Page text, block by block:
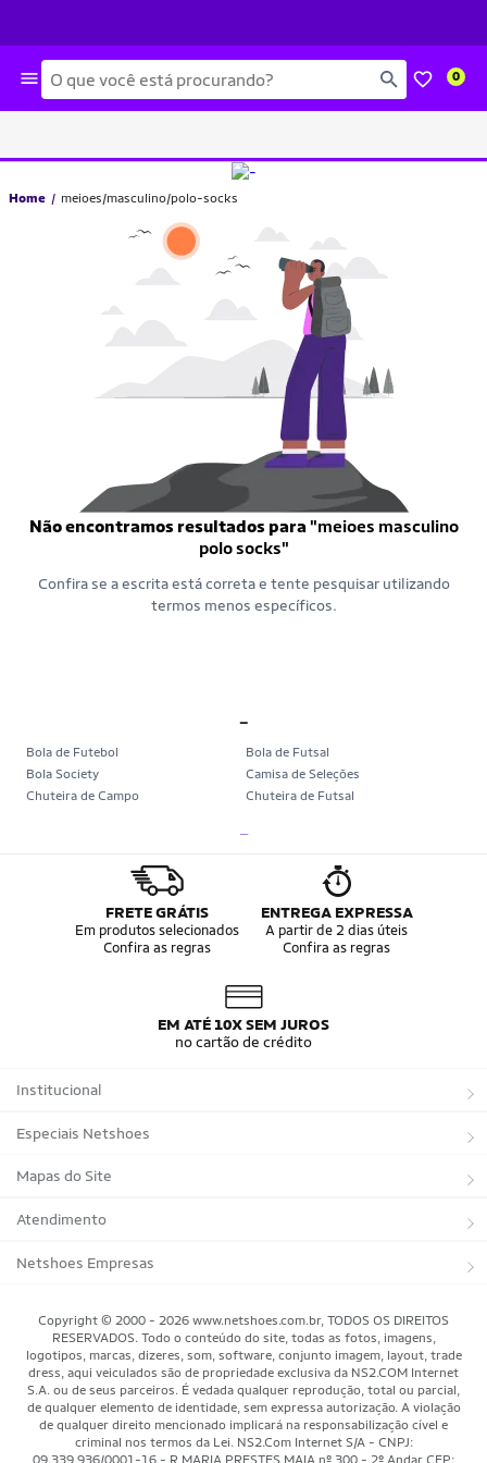
Busca 0
Home meioes/masculino/polo-socks
Não encontramos resultados para"meioes masculino
polo socks"
Confira se a escrita está correta e tente pesquisar utilizando
termos menos específicos.
Bola de Futebol
Bola de Futsal
Bola Society
Camisa de Seleções
Chuteira de Campo
Chuteira de Futsal
Tênis de Corrida Feminino
Bola da Copa
Mini Bola da Copa
Copa 2026
Álbum da Copa
Boné do Brasil
Bandeira do Brasil
Moletom Seleção Brasileira
Camisa do Brasil Feminina
Camisas Adidas Seleções Home
Bola Trionda Campo
FRETE GRÁTIS
Em produtos selecionados
Confira as regras
ENTREGA EXPRESSA
A partir de 2 dias úteis
Confira as regras
EM ATÉ 10X SEM JUROS
no cartão de crédito
Institucional
Sobre a Netshoes
Política de Privacidade
Programa de Afiliados
Regulamentos
Programa de Integridade
Blog
Black Friday Magalu
Especiais Netshoes
Suplementos
Corrida
Bicicletas
Basquete
Motorsport
Mapas do Site
Marcas
Tipos de Produtos
Atendimento
Trocas e devoluções
Minha Conta
Meus Pedidos
Pagamentos
Netshoes Empresas
Copyright © 2000 - 2026 www.netshoes.com.br, TODOS OS DIREITOS
RESERVADOS. Todo o conteúdo do site, todas as fotos, imagens,
logotipos, marcas, dizeres, som, software, conjunto imagem, layout, trade
dress, aqui veiculados são de propriedade exclusiva da NS2.COM Internet
S.A. ou de seus parceiros. É vedada qualquer reprodução, total ou parcial,
de qualquer elemento de identidade, sem expressa autorização. A violação
de qualquer direito mencionado implicará na responsabilização cível e
criminal nos termos da Lei. NS2.Com Internet S/A - CNPJ:
09.339.936/0001-16 - R MARIA PRESTES MAIA nº 300 - 2º Andar CEP: